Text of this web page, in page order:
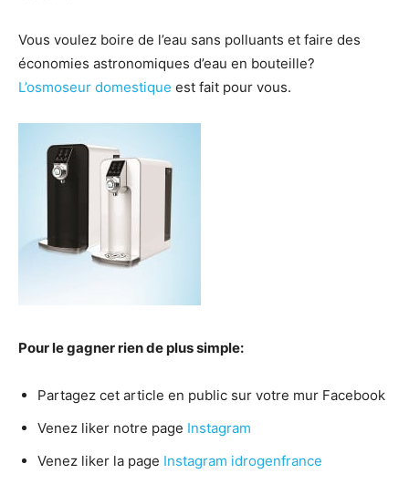
Vous voulez boire de l’eau sans polluants et faire des
économies astronomiques d’eau en bouteille?
L’osmoseur domestique est fait pour vous.
Pour le gagner rien de plus simple:
Partagez cet article en public sur votre mur Facebook
Venez liker notre page Instagram
Venez liker la page Instagram idrogenfrance